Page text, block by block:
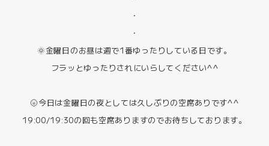
・
・
🌞金曜日のお昼は週で1番ゆったりしている日です。
フラッとゆったりされにいらしてください^^
🌝今日は金曜日の夜としては久しぶりの空席ありです^^
19:00/19:30の回も空席ありますのでお待ちしております。